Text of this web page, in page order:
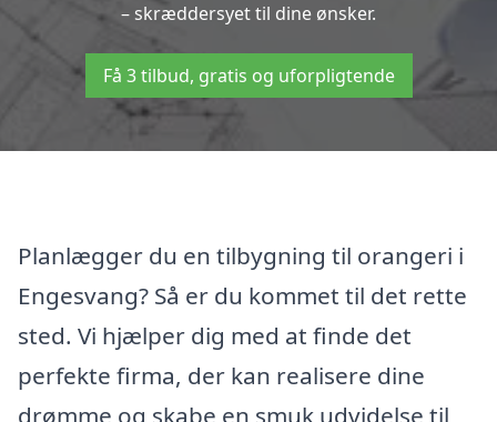
– skræddersyet til dine ønsker.
Få 3 tilbud, gratis og uforpligtende
Planlægger du en tilbygning til orangeri i
Engesvang? Så er du kommet til det rette
sted. Vi hjælper dig med at finde det
perfekte firma, der kan realisere dine
drømme og skabe en smuk udvidelse til